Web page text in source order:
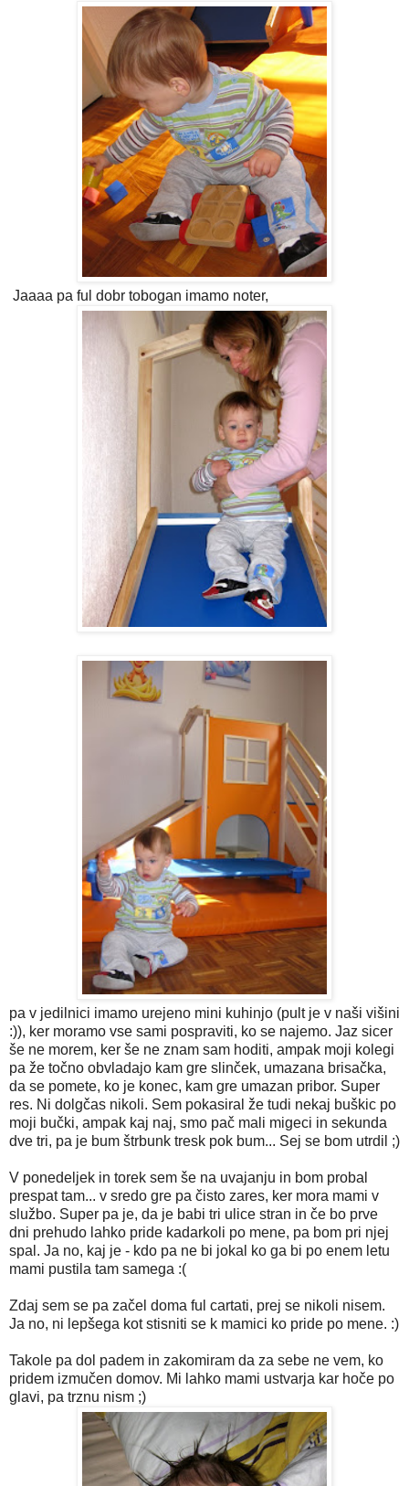
Jaaaa pa ful dobr tobogan imamo noter,
pa v jedilnici imamo urejeno mini kuhinjo (pult je v naši višini
:)), ker moramo vse sami pospraviti, ko se najemo. Jaz sicer
še ne morem, ker še ne znam sam hoditi, ampak moji kolegi
pa že točno obvladajo kam gre slinček, umazana brisačka,
da se pomete, ko je konec, kam gre umazan pribor. Super
res. Ni dolgčas nikoli. Sem pokasiral že tudi nekaj buškic po
moji bučki, ampak kaj naj, smo pač mali migeci in sekunda
dve tri, pa je bum štrbunk tresk pok bum... Sej se bom utrdil ;)
V ponedeljek in torek sem še na uvajanju in bom probal
prespat tam... v sredo gre pa čisto zares, ker mora mami v
službo. Super pa je, da je babi tri ulice stran in če bo prve
dni prehudo lahko pride kadarkoli po mene, pa bom pri njej
spal. Ja no, kaj je - kdo pa ne bi jokal ko ga bi po enem letu
mami pustila tam samega :(
Zdaj sem se pa začel doma ful cartati, prej se nikoli nisem.
Ja no, ni lepšega kot stisniti se k mamici ko pride po mene. :)
Takole pa dol padem in zakomiram da za sebe ne vem, ko
pridem izmučen domov. Mi lahko mami ustvarja kar hoče po
glavi, pa trznu nism ;)